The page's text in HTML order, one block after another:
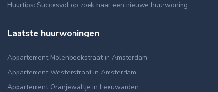
Huurtips: Succesvol op zoek naar een nieuwe huurwoning
Laatste huurwoningen
Appartement Molenbeekstraat in Amsterdam
Appartement Westerstraat in Amsterdam
Appartement Oranjewaltje in Leeuwarden